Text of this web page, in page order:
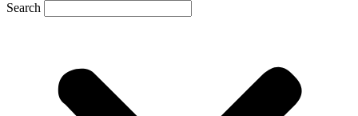
Search